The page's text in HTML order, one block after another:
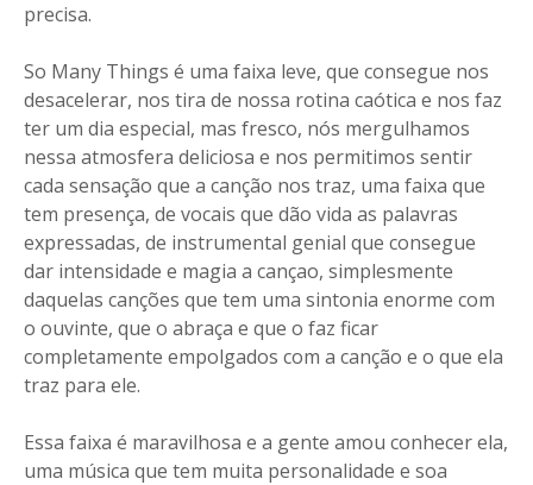
precisa.
So Many Things é uma faixa leve, que consegue nos
desacelerar, nos tira de nossa rotina caótica e nos faz
ter um dia especial, mas fresco, nós mergulhamos
nessa atmosfera deliciosa e nos permitimos sentir
cada sensação que a canção nos traz, uma faixa que
tem presença, de vocais que dão vida as palavras
expressadas, de instrumental genial que consegue
dar intensidade e magia a cançao, simplesmente
daquelas canções que tem uma sintonia enorme com
o ouvinte, que o abraça e que o faz ficar
completamente empolgados com a canção e o que ela
traz para ele.
Essa faixa é maravilhosa e a gente amou conhecer ela,
uma música que tem muita personalidade e soa